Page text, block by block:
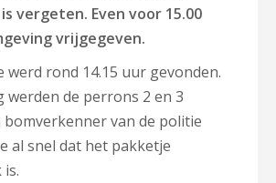
vergeten. Even voor 15.00
vrijgegeven.
werd rond 14.15 uur gevonden.
werden de perrons 2 en 3
bomverkenner van de politie
al snel dat het pakketje